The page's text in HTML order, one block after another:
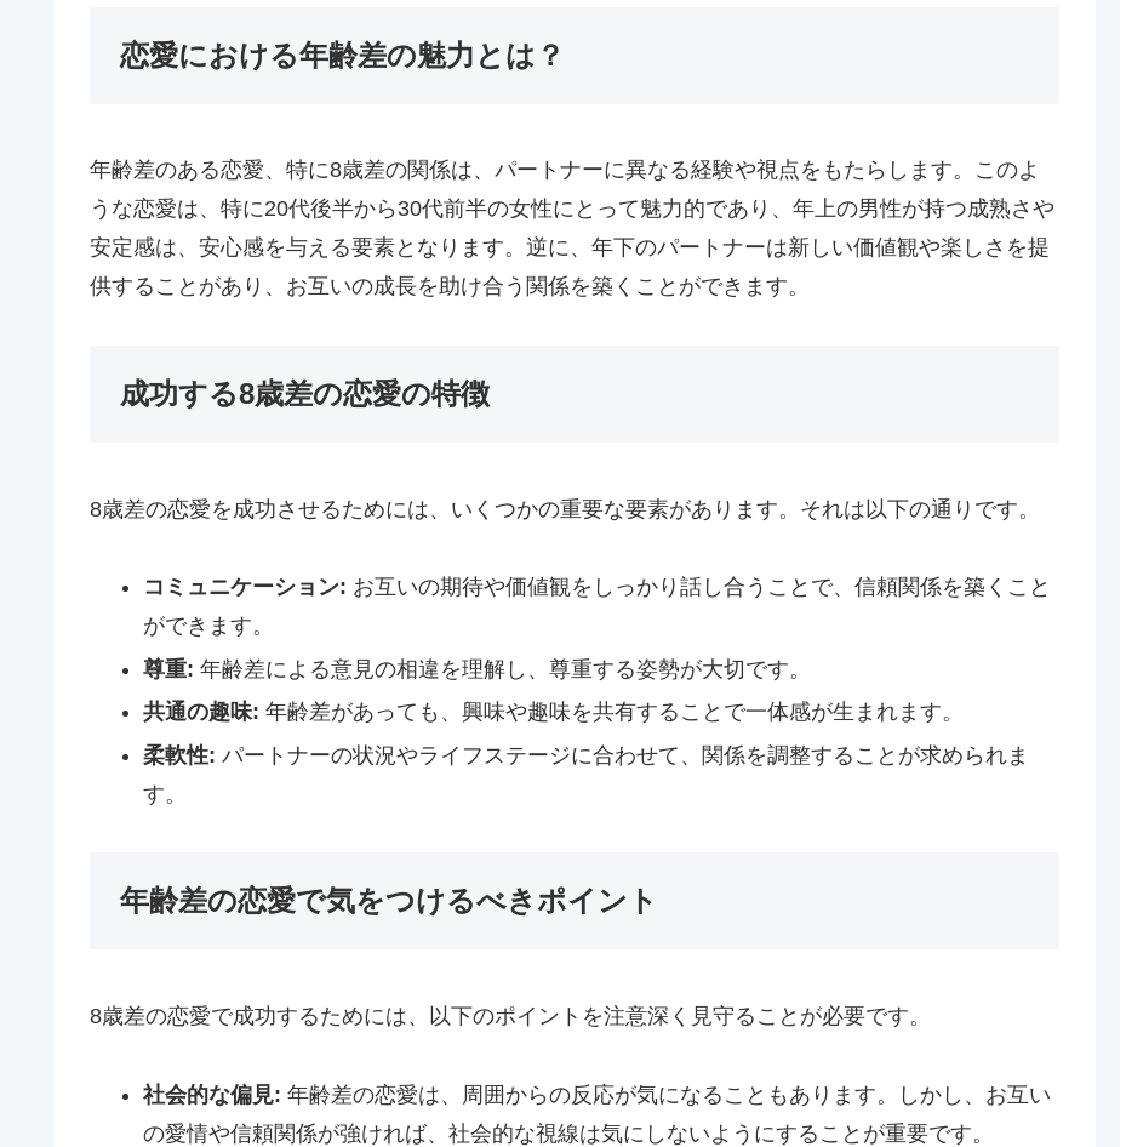
恋愛における年齢差の魅力とは？
年齢差のある恋愛、特に8歳差の関係は、パートナーに異なる経験や視点をもたらします。このよ
うな恋愛は、特に20代後半から30代前半の女性にとって魅力的であり、年上の男性が持つ成熟さや
安定感は、安心感を与える要素となります。逆に、年下のパートナーは新しい価値観や楽しさを提
供することがあり、お互いの成長を助け合う関係を築くことができます。
成功する8歳差の恋愛の特徴
8歳差の恋愛を成功させるためには、いくつかの重要な要素があります。それは以下の通りです。
コミュニケーション: お互いの期待や価値観をしっかり話し合うことで、信頼関係を築くこと
ができます。
尊重: 年齢差による意見の相違を理解し、尊重する姿勢が大切です。
共通の趣味: 年齢差があっても、興味や趣味を共有することで一体感が生まれます。
柔軟性: パートナーの状況やライフステージに合わせて、関係を調整することが求められま
す。
年齢差の恋愛で気をつけるべきポイント
8歳差の恋愛で成功するためには、以下のポイントを注意深く見守ることが必要です。
社会的な偏見: 年齢差の恋愛は、周囲からの反応が気になることもあります。しかし、お互い
の愛情や信頼関係が強ければ、社会的な視線は気にしないようにすることが重要です。